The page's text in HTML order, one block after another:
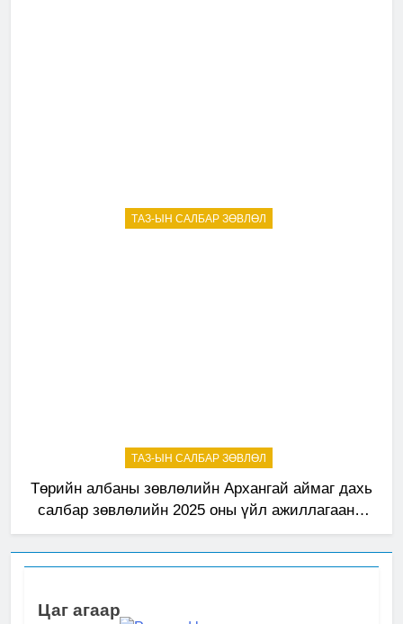
ТАЗ-ЫН САЛБАР ЗӨВЛӨЛ
ТАЗ-ЫН САЛБАР ЗӨВЛӨЛ
Төрийн албаны зөвлөлийн Архангай аймаг дахь
салбар зөвлөлийн 2025 оны үйл ажиллагааны
жилийн төлөвлөгөө
Цаг агаар